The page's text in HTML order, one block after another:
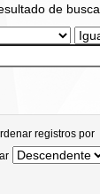
de busca.
registros por